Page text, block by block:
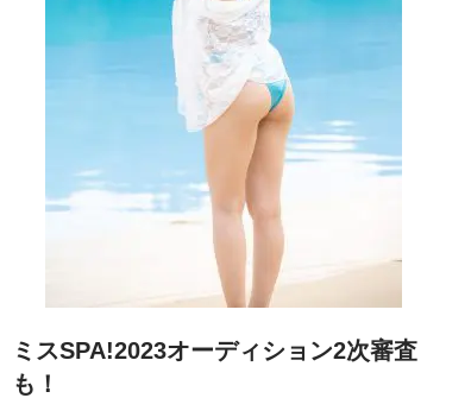
ミスSPA!2023オーディション2次審査
も！